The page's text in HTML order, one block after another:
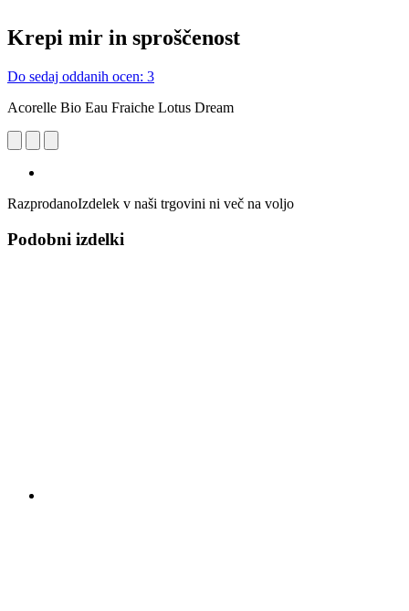
Krepi mir in sproščenost
Do sedaj oddanih ocen: 3
Acorelle Bio Eau Fraiche Lotus Dream
RazprodanoIzdelek v naši trgovini ni več na voljo
Podobni izdelki